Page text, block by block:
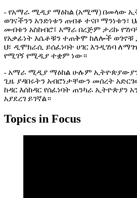
- የአማራ ሚዲያ ማዕከል (አሚማ) በመላው
ወገናችንን አንድነቱን ጠብቆ ተናቦ ማንነቱን፣
መብቱን አስከብሮ፤ አማራ በረጅም ታሪኩ
የአቃፊነት እሴቶቹን ተጠቅሞ ከለሎች ወገኖቹ
ህ፣ ዲሞክራሲ ይሰፈነባት ሀገር እንዲገነባ
የሚገኝ የሚዲያ ተቋም ነው።
- አማራ ሚዲያ ማዕከል ሁሉም
ጊዜ ያዳበሩትን አብሮነታቸውን መሰረት
ከዳር እሰከዳር የሰፈነባት ጠንካራ ኢትዮጵያን
አያደረገ ይገኛል።
Topics in Focus